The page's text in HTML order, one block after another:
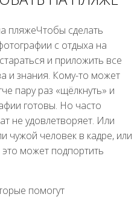
Чтобы сделать
с отдыха на
и приложить все
и знания. Кому-то может
пару раз «щёлкнуть» и
готовы. Но часто
не удовлетворяет. Или
чужой человек в кадре, или
может подпортить
помогут